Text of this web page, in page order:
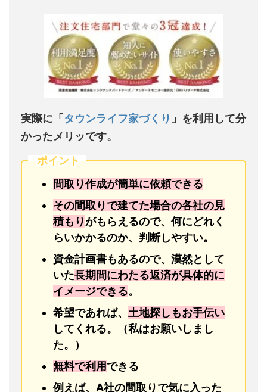
実際に「タウンライフ家づくり 」を利用して分
かったメリッです。
ポイント
間取り作成が簡単に依頼できる
その間取りで建てた場合の各社の見
積もりがもらえるので、何にどれく
らいかかるのか、判断しやすい。
資金計画書もあるので、漠然として
いた長期間にわたる返済が具体的に
イメージできる。
希望であれば、 土地探しもお手伝い
してくれる。（私はお願いしまし
た。）
無料で利用できる
例えば、A社の間取りで気に入った